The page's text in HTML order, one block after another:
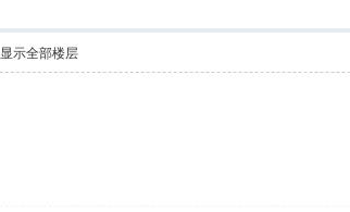
显示全部楼层